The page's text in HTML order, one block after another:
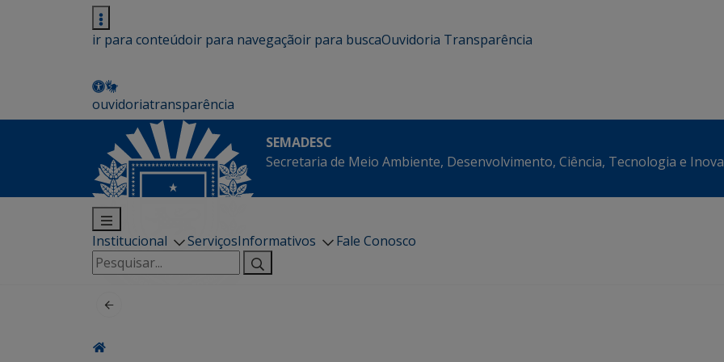
ir para conteúdoir para navegaçãoir para buscaOuvidoria Transparência
ouvidoriatransparência
SEMADESC
Secretaria de Meio Ambiente, Desenvolvimento, Ciência, Tecnologia e
Institucional ServiçosInformativos
Fale Conosco
Pesquisar
por: